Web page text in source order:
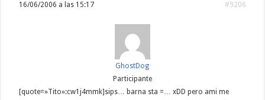
16/06/2006 a las 15:17 #9206
GhostDog
Participante
[quote=»Tito»:cw1j4mmk]sips… barna sta =… xDD pero ami me